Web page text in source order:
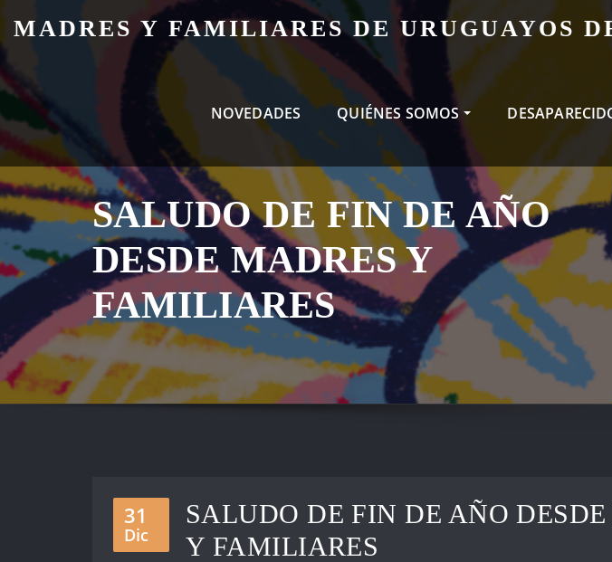
Skip
MADRES Y FAMILIARES DE URUGUAYOS
NOVEDADES QUIÉNES SOMOS
SALUDO DE FIN DE AÑO
DESDE MADRES Y
FAMILIARES
31
Dic
SALUDO DE FIN DE AÑO
Y FAMILIARES